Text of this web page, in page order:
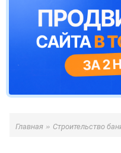
Главная » Строительство